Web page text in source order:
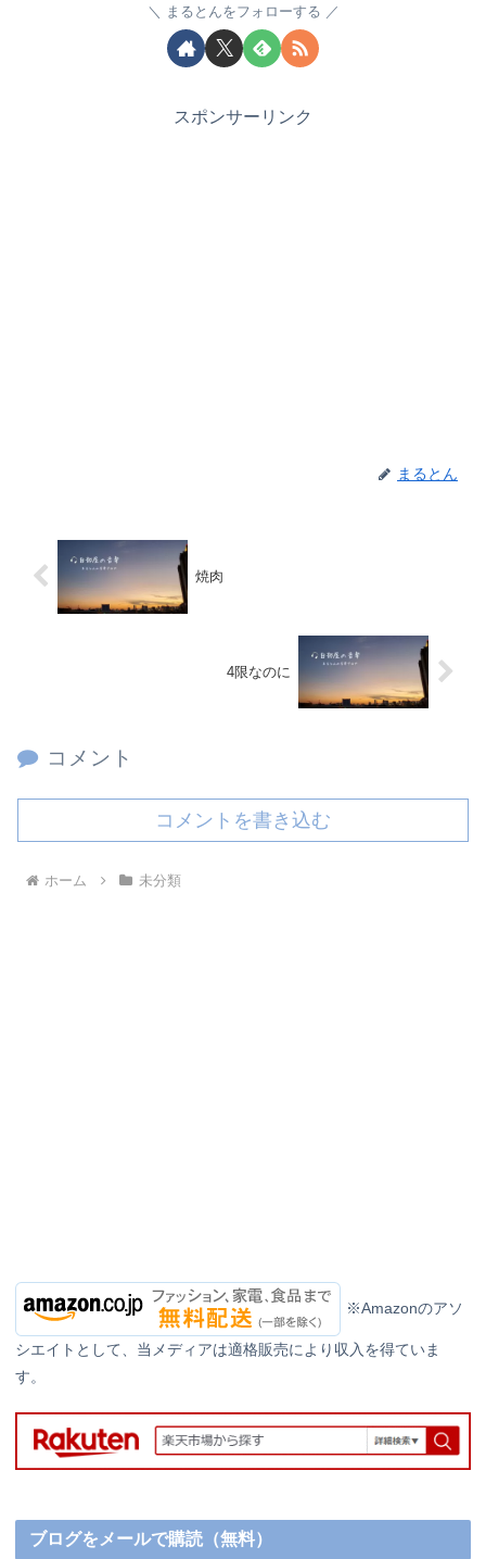
まるとんをフォローする
スポンサーリンク
まるとん
焼肉
4限なのに
コメント
コメントを書き込む
ホーム 未分類
※Amazonのアソ
シエイトとして、当メディアは適格販売により収入を得ていま
す。
ブログをメールで購読（無料）